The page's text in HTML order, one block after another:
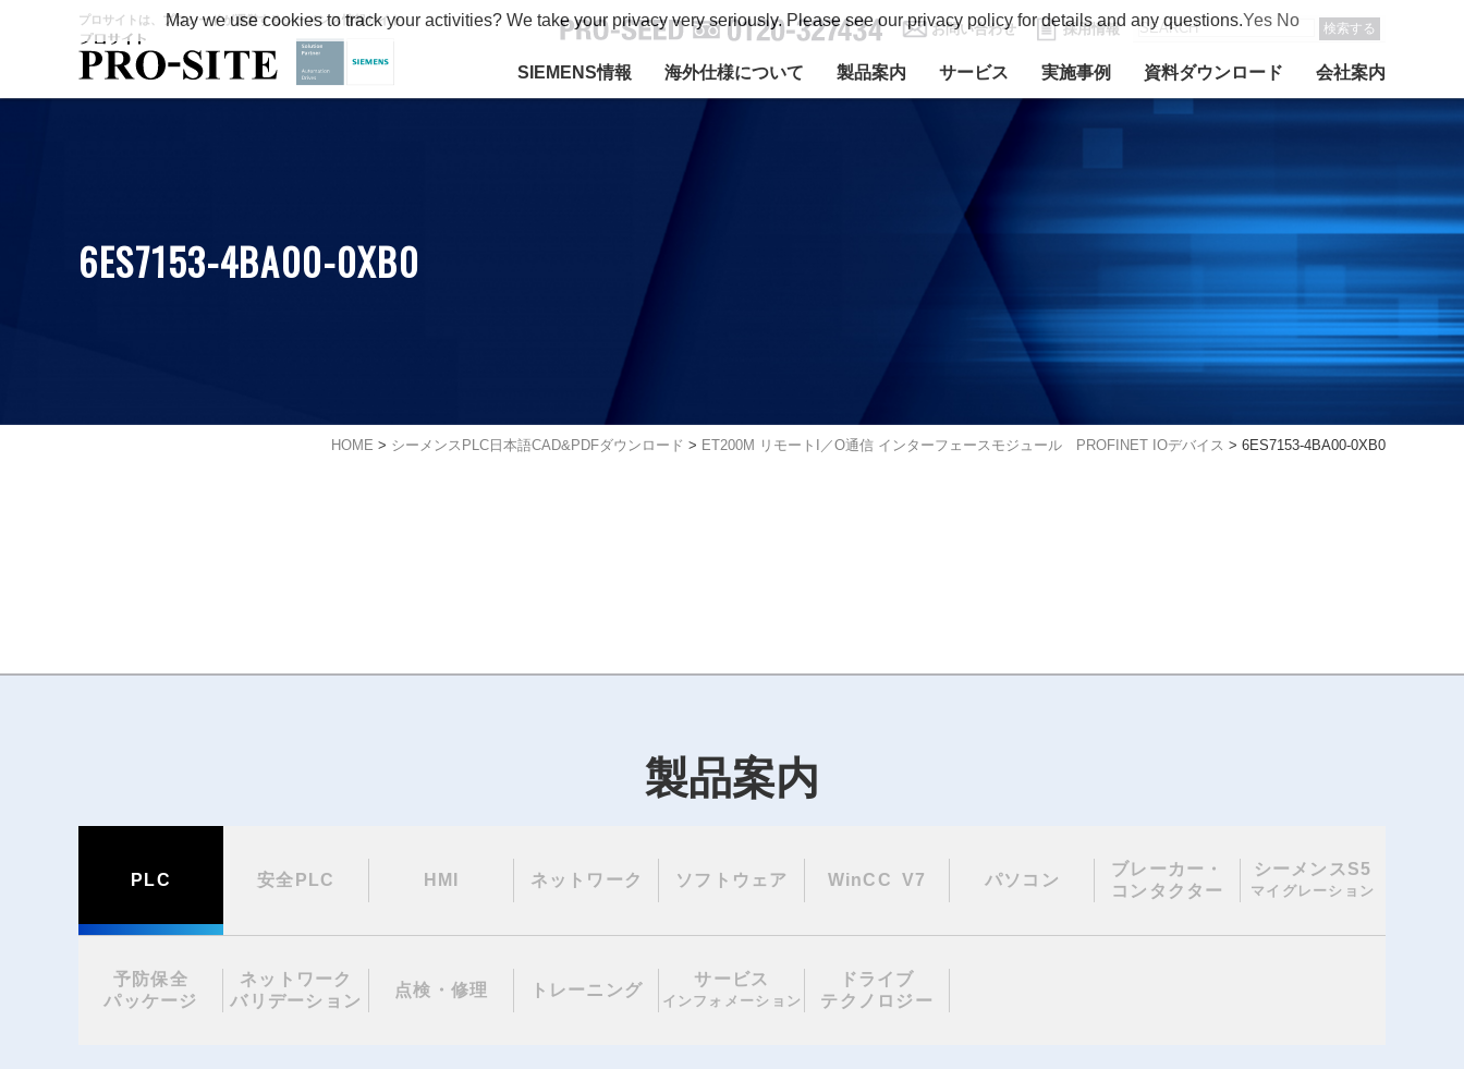
プロサイトは、プロシードが運営するシーメンス情報サイト
SIEMENS情報 海外仕様について 製品案内 サービス 実施事例 資料ダウンロード 会社案内
お問い合わせ 採用情報 検索する
6ES7153-4BA00-0XB0
HOME > シーメンスPLC日本語CAD&PDFダウンロード > ET200M リモートI／O通信 インターフェースモジュール PROFINET IOデバイス > 6ES7153-4BA00-0XB0
製品案内
PLC 安全PLC HMI ネットワーク ソフトウェア WinCC V7 パソコン
ブレーカー・
コンタクター
シーメンスS5
マイグレーション
予防保全
パッケージ
ネットワーク
バリデーション
点検・修理 トレーニング
サービス
インフォメーション
ドライブ
テクノロジー
May we use cookies to track your activities? We take your privacy very seriously. Please see our privacy policy for details and any questions.Yes No